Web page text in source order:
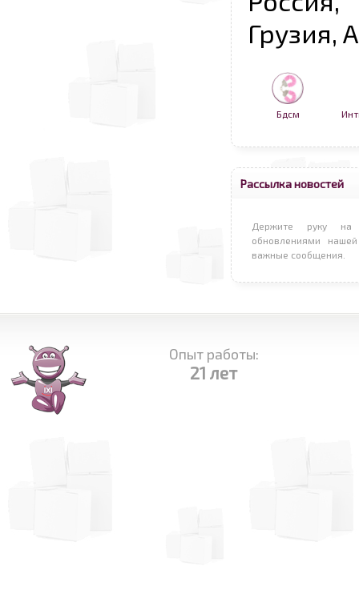
Грузия,
Бдсм
Рассылка новостей
Держите руку на
обновлениями
важные сообщения.
Опыт работы:
21 лет